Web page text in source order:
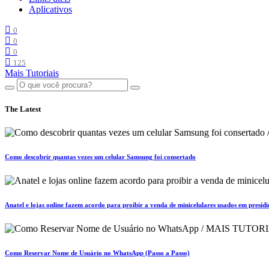
Aplicativos
0
0
0
125
Mais Tutoriais
The Latest
Como descobrir quantas vezes um celular Samsung foi consertado
Anatel e lojas online fazem acordo para proibir a venda de minicelulares usados em
Como Reservar Nome de Usuário no WhatsApp (Passo a Passo)